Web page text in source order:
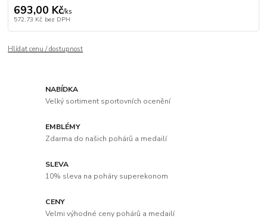
693,00 Kč/ks
572,73 Kč bez DPH
Hlídat cenu / dostupnost
NABÍDKA
Velký sortiment sportovních ocenění
EMBLÉMY
Zdarma do našich pohárů a medailí
SLEVA
10% sleva na poháry superekonom
CENY
Velmi výhodné ceny pohárů a medailí